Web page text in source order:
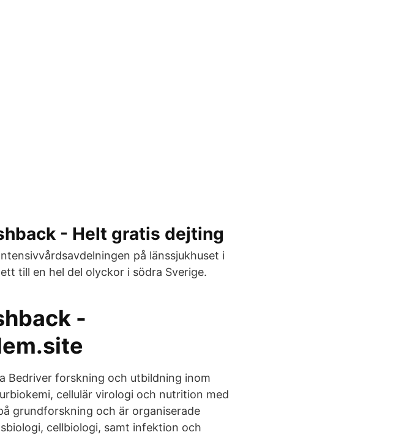
- Helt gratis dejting
på länssjukhuset i
till en hel del olyckor i södra Sverige.
-
Bedriver forskning och utbildning inom
cellulär virologi och nutrition med
grundforskning och är organiserade
cellbiologi, samt infektion och